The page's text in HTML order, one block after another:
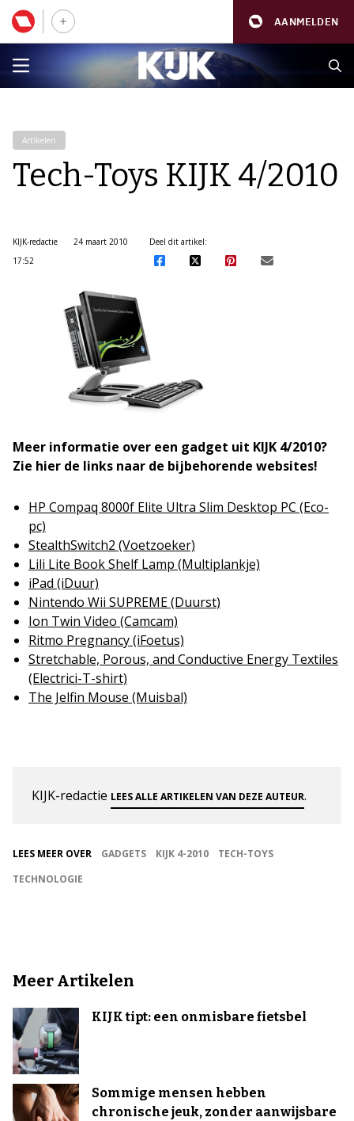
AANMELDEN
Artikelen
Tech-Toys KIJK 4/2010
KIJK-redactie
24 maart 2010
17:52
Deel dit artikel:
Meer informatie over een gadget uit KIJK 4/2010?
Zie hier de links naar de bijbehorende websites!
HP Compaq 8000f Elite Ultra Slim Desktop PC (Eco-
pc)
StealthSwitch2 (Voetzoeker)
Lili Lite Book Shelf Lamp (Multiplankje)
iPad (iDuur)
Nintendo Wii SUPREME (Duurst)
Ion Twin Video (Camcam)
Ritmo Pregnancy (iFoetus)
Stretchable, Porous, and Conductive Energy Textiles
(Electrici-T-shirt)
The Jelfin Mouse (Muisbal)
KIJK-redactie LEES ALLE ARTIKELEN VAN DEZE AUTEUR.
LEES MEER OVER GADGETS KIJK 4-2010
TECH-TOYS
TECHNOLOGIE
Meer Artikelen
KIJK tipt: een onmisbare fietsbel
Sommige mensen hebben
chronische jeuk, zonder aanwijsbare